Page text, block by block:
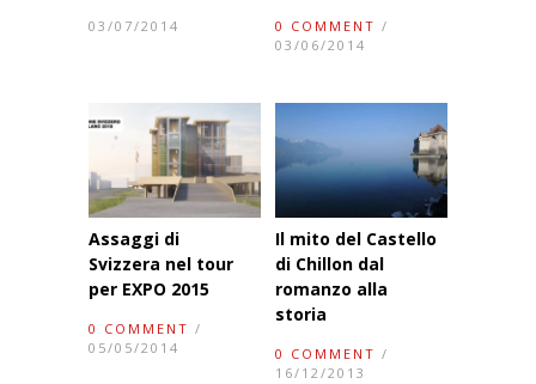
03/07/2014 0 COMMENT /
03/06/2014
Assaggi di
Svizzera nel tour
per EXPO 2015
0 COMMENT /
05/05/2014
Il mito del Castello
di Chillon dal
romanzo alla
storia
0 COMMENT /
16/12/2013